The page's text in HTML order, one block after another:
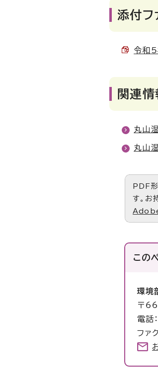
添付フ
令和
関連情
丸山
丸山
PDF
す。お
Adobe
この
環境
〒
電話
ファ